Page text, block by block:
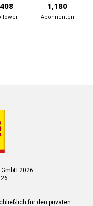
408 1,180
Abonnenten
2026
für den privaten